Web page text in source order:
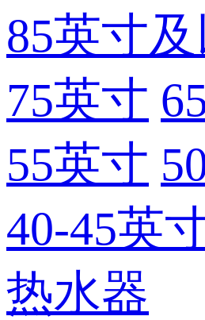
85英寸
75英寸
55英寸
40-45英
热水器